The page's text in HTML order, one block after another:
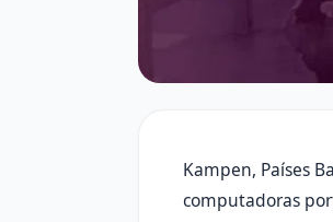
Kampen, Países
computadoras